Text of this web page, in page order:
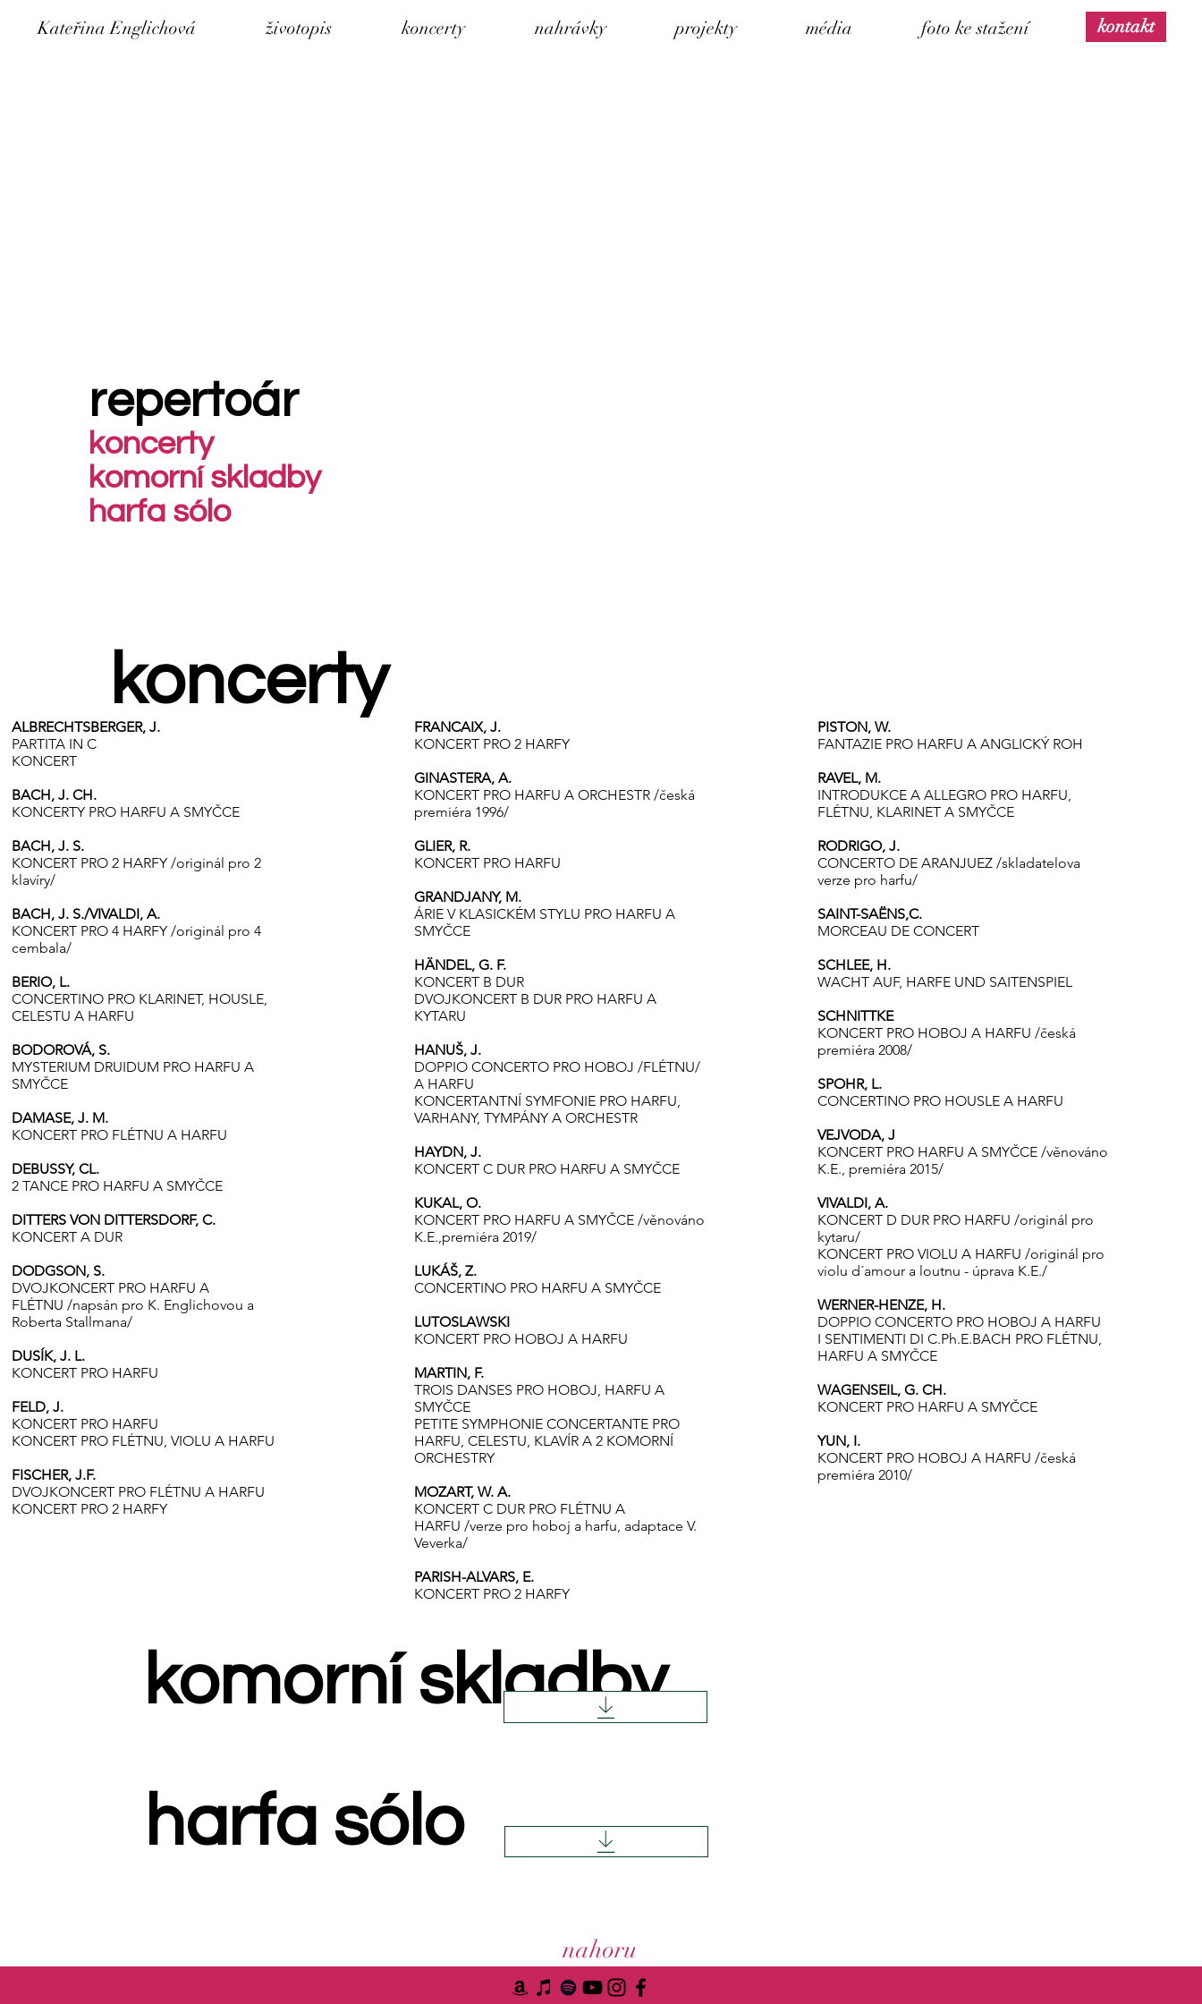
Kateřina Englichová životopis koncerty nahrávky projekty média foto ke stažení kontakt
ALBRECHTSBERGER, J.
PARTITA IN C
KONCERT
BACH, J. CH.
KONCERTY PRO HARFU A SMYČCE
BACH, J. S.
KONCERT PRO 2 HARFY /originál pro 2
klavíry/
BACH, J. S./VIVALDI, A.
KONCERT PRO 4 HARFY /originál pro 4
cembala/
BERIO, L.
CONCERTINO PRO KLARINET, HOUSLE,
CELESTU A HARFU
BODOROVÁ, S.
MYSTERIUM DRUIDUM PRO HARFU A
SMYČCE
DAMASE, J. M.
KONCERT PRO FLÉTNU A HARFU
DEBUSSY, CL.
2 TANCE PRO HARFU A SMYČCE
DITTERS VON DITTERSDORF, C.
KONCERT A DUR
DODGSON, S.
DVOJKONCERT PRO HARFU A
FLÉTNU /napsán pro K. Englichovou a
Roberta Stallmana/
DUSÍK, J. L.
KONCERT PRO HARFU
FELD, J.
KONCERT PRO HARFU
KONCERT PRO FLÉTNU, VIOLU A HARFU
FISCHER, J.F.
DVOJKONCERT PRO FLÉTNU A HARFU
KONCERT PRO 2 HARFY
FRANCAIX, J.
KONCERT PRO 2 HARFY
GINASTERA, A.
KONCERT PRO HARFU A ORCHESTR /česká
premiéra 1996/
GLIER, R.
KONCERT PRO HARFU
GRANDJANY, M.
ÁRIE V KLASICKÉM STYLU PRO HARFU A
SMYČCE
HÄNDEL, G. F.
KONCERT B DUR
DVOJKONCERT B DUR PRO HARFU A
KYTARU
HANUŠ, J.
DOPPIO CONCERTO PRO HOBOJ /FLÉTNU/
A HARFU
KONCERTANTNÍ SYMFONIE PRO HARFU,
VARHANY, TYMPÁNY A ORCHESTR
HAYDN, J.
KONCERT C DUR PRO HARFU A SMYČCE
KUKAL, O.
KONCERT PRO HARFU A SMYČCE /věnováno
K.E.,premiéra 2019/
LUKÁŠ, Z.
CONCERTINO PRO HARFU A SMYČCE
LUTOSLAWSKI
KONCERT PRO HOBOJ A HARFU
MARTIN, F.
TROIS DANSES PRO HOBOJ, HARFU A
SMYČCE
PETITE SYMPHONIE CONCERTANTE PRO
HARFU, CELESTU, KLAVÍR A 2 KOMORNÍ
ORCHESTRY
MOZART, W. A.
KONCERT C DUR PRO FLÉTNU A
HARFU /verze pro hoboj a harfu, adaptace V.
Veverka/
PARISH-ALVARS, E.
KONCERT PRO 2 HARFY
PISTON, W.
FANTAZIE PRO HARFU A ANGLICKÝ ROH
RAVEL, M.
INTRODUKCE A ALLEGRO PRO HARFU,
FLÉTNU, KLARINET A SMYČCE
RODRIGO, J.
CONCERTO DE ARANJUEZ /skladatelova
verze pro harfu/
SAINT-SAËNS,C.
MORCEAU DE CONCERT
SCHLEE, H.
WACHT AUF, HARFE UND SAITENSPIEL
SCHNITTKE
KONCERT PRO HOBOJ A HARFU /česká
premiéra 2008/
SPOHR, L.
CONCERTINO PRO HOUSLE A HARFU
VEJVODA, J
KONCERT PRO HARFU A SMYČCE /věnováno
K.E., premiéra 2015/
VIVALDI, A.
KONCERT D DUR PRO HARFU /originál pro
kytaru/
KONCERT PRO VIOLU A HARFU /originál pro
violu d´amour a loutnu - úprava K.E./
WERNER-HENZE, H.
DOPPIO CONCERTO PRO HOBOJ A HARFU
I SENTIMENTI DI C.Ph.E.BACH PRO FLÉTNU,
HARFU A SMYČCE
WAGENSEIL, G. CH.
KONCERT PRO HARFU A SMYČCE
YUN, I.
KONCERT PRO HOBOJ A HARFU /česká
premiéra 2010/
nahoru
repertoár
koncerty
komorní skladby
harfa sólo
harfa sólo
komorní skladby
koncerty